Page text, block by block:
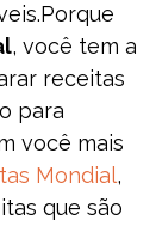
, você tem a
receitas
para
você mais
Mondial,
que são